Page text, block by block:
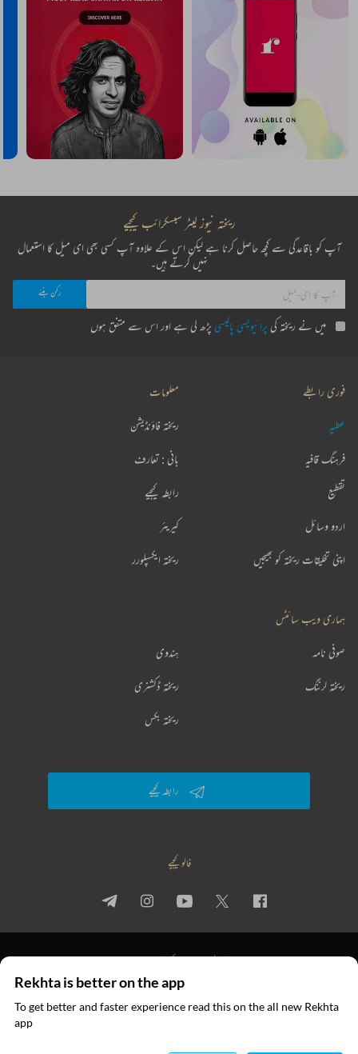
ریختہ نیوز لیٹر سبسکرائب کیجیے
آپ کو باقاعدگی سے کچھ حاصل کرنا ہے لیکن اس کے علاوہ آپ کسی بھی ای میل کا استعمال
نہیں کرتے ہیں۔
میں نے ریختہ کی پرائیویسی پالیسی پڑھ لی ہے اور اس سے متفق ہوں
فوری رابطے
عطیہ
فرہنگ قافیہ
تقطیع
اردو وسائل
اپنی تخلیقات ریختہ کو بھیجیں
معلومات
ریختہ فاؤنڈیشن
بانی : تعارف
رابطہ کیجیے
کیریئر
ریختہ ایکسپلورر
ہماری ویب سائٹس
ہندوی صوفی نامہ
ریختہ ڈکشنری ریختہ لرننگ
ریختہ بکس
رابطہ کیجیے
فالو کیجیے
© 2026 Rekhta™ Foundation. All rights reserved.
Rekhta is better on the app
To get better and faster experience read this on the all new Rekhta
app